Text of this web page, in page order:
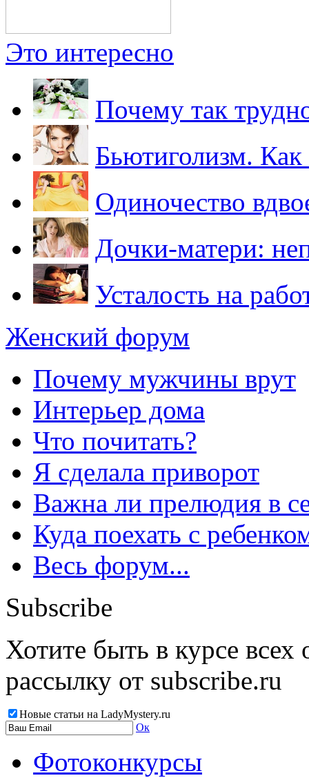
Это интересно
Почему так
Бьютиголизм.
Одиночество
Дочки-матери:
Усталость на
Женский форум
Почему мужчины врут
Интерьер дома
Что почитать?
Я сделала приворот
Важна ли прелюдия в
Куда поехать с
Весь форум...
Subscribe
Хотите быть в курсе
рассылку от subscribe.ru
Новые статьи на LadyMystery.ru
Ок
Фотоконкурсы